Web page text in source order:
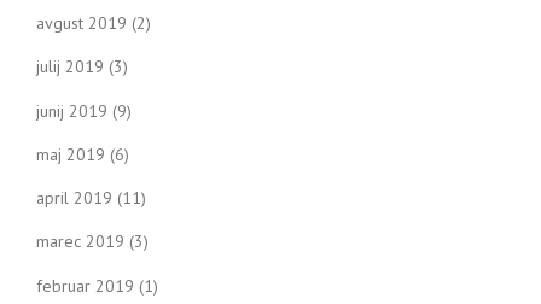
avgust 2019 (2)
julij 2019 (3)
junij 2019 (9)
maj 2019 (6)
april 2019 (11)
marec 2019 (3)
februar 2019 (1)